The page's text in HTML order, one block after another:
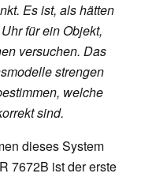
Es ist, als hätten
für ein Objekt,
versuchen. Das
strengen
welche
sind.
dieses System
7672B ist der erste